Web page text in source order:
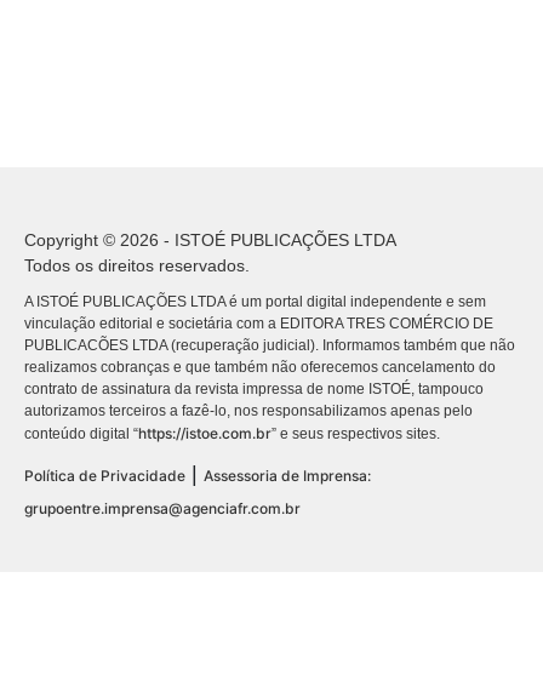
Copyright © 2026 - ISTOÉ PUBLICAÇÕES LTDA
Todos os direitos reservados.
A ISTOÉ PUBLICAÇÕES LTDA é um portal digital independente e sem
vinculação editorial e societária com a EDITORA TRES COMÉRCIO DE
PUBLICACÕES LTDA (recuperação judicial). Informamos também que não
realizamos cobranças e que também não oferecemos cancelamento do
contrato de assinatura da revista impressa de nome ISTOÉ, tampouco
autorizamos terceiros a fazê-lo, nos responsabilizamos apenas pelo
conteúdo digital “https://istoe.com.br” e seus respectivos sites.
Política de Privacidade
Assessoria de Imprensa:
grupoentre.imprensa@agenciafr.com.br